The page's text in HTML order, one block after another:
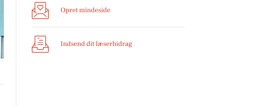
Opret mindeside
Indsend dit læserbidrag